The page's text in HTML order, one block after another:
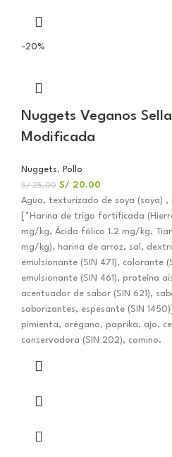
-20%
Nuggets Veganos
Modificada
Nuggets, Pollo
S/25.00 S/ 20.00
Agua, texturizado de soya (soya)
[*Harina de trigo fortificada
mg/kg, Ácido fólico 1.2 mg/kg,
mg/kg), harina de arroz, sal,
emulsionante (SIN 471), colorante
emulsionante (SIN 461), proteína
acentuador de sabor (SIN 621),
saborizantes, espesante (SIN
pimienta, orégano, paprika, ajo,
conservadora (SIN 202), comino.